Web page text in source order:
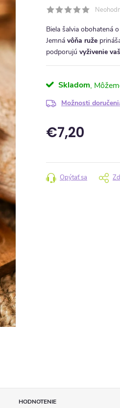
Biela šalvia obohatená o
Jemná vôňa ruže
podporujú vyživenie
Skladom
Možnosti
€7,20
Opýtať sa
HODNOTENIE